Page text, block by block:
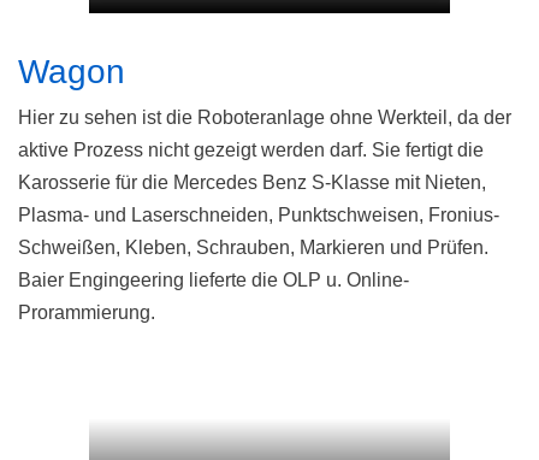
Wagon
Hier zu sehen ist die Roboteranlage ohne Werkteil, da der
aktive Prozess nicht gezeigt werden darf. Sie fertigt die
Karosserie für die Mercedes Benz S-Klasse mit Nieten,
Plasma- und Laserschneiden, Punktschweisen, Fronius-
Schweißen, Kleben, Schrauben, Markieren und Prüfen.
Baier Engingeering lieferte die OLP u. Online-
Prorammierung.